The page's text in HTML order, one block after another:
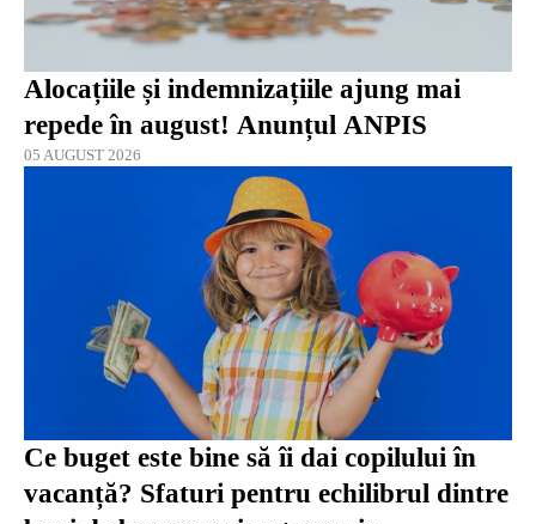
Alocațiile și indemnizațiile ajung mai
repede în august! Anunțul ANPIS
05 AUGUST 2026
Ce buget este bine să îi dai copilului în
vacanță? Sfaturi pentru echilibrul dintre